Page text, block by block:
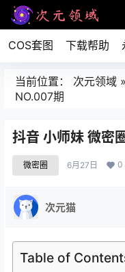
COS套图 下载帮助
当前位置： 次元领域 »
NO.007期
抖音 小师妹 微密
微密圈 6月27日 0
次元猫
Table of